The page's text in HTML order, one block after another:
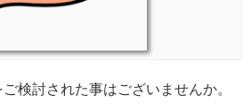
検討された事はございませんか。